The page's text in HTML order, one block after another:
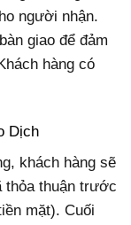
người nhận.
giao để đảm
hàng có
Dịch
khách hàng sẽ
thỏa thuận trước
mặt). Cuối